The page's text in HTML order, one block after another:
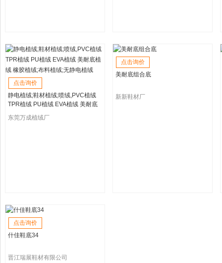
点击询价
静电植绒;鞋材植绒;喷绒,PVC植绒
TPR植绒 PU植绒 EVA植绒 美耐底
植绒 橡胶植绒;布料植绒;无静电植绒
东莞万成植绒厂
点击询价
美耐底组合底
新新鞋材厂
点击询价
什佳鞋底34
晋江瑞展鞋材有限公司